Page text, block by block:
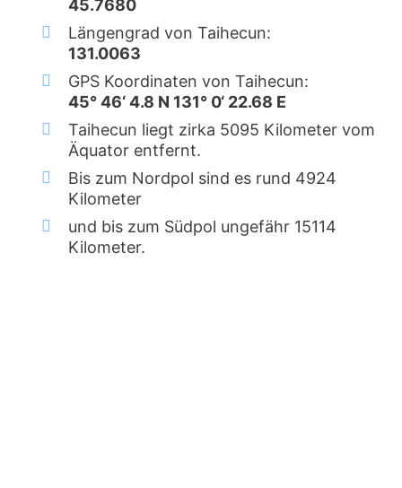
45.7680
Längengrad von Taihecun:
131.0063
GPS Koordinaten von Taihecun:
45° 46‘ 4.8 N 131° 0‘ 22.68 E
Taihecun liegt zirka 5095 Kilometer vom
Äquator entfernt.
Bis zum Nordpol sind es rund 4924
Kilometer
und bis zum Südpol ungefähr 15114
Kilometer.